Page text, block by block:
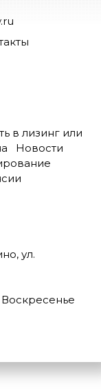
в лизинг или
Новости
ул.